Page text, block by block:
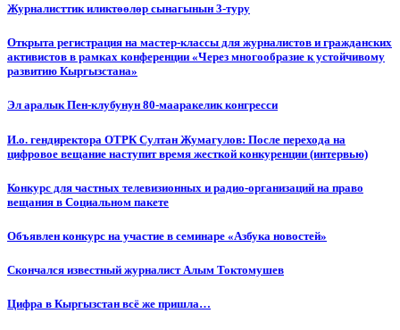
Журналисттик иликтөөлөр сынагынын 3-туру
Открыта регистрация на мастер-классы для журналистов и гражданских
активистов в рамках конференции «Через многообразие к устойчивому
развитию Кыргызстана»
Эл аралык Пен-клубунун 80-мааракелик конгресси
И.о. гендиректора ОТРК Султан Жумагулов: После перехода на
цифровое вещание наступит время жесткой конкуренции (интервью)
Конкурс для частных телевизионных и радио-организаций на право
вещания в Социальном пакете
Объявлен конкурс на участие в семинаре «Азбука новостей»
Cкончался известный журналист Алым Токтомушев
Цифра в Кыргызстан всё же пришла…